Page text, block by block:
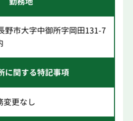
野市大字中御所字岡田131-7
に関する特記事項
変更なし